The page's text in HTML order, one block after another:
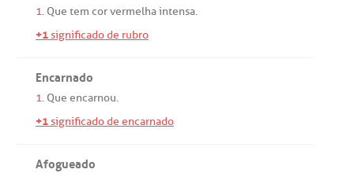
1. Que tem corvermelhaintensa.
+1significado de rubro
Encarnado
1. Que encarnou.
+1significado de encarnado
Afogueado